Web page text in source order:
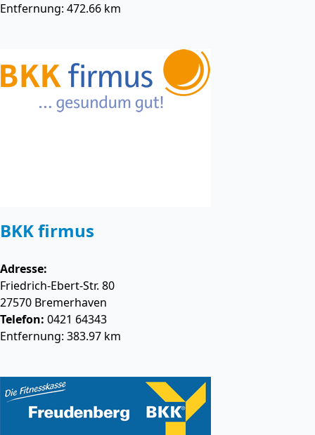
Entfernung: 472.66 km
BKK firmus
Adresse:
Friedrich-Ebert-Str. 80
27570 Bremerhaven
Telefon: 0421 64343
Entfernung: 383.97 km